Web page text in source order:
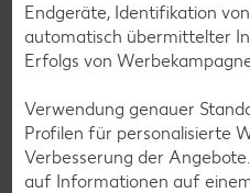
Zurück zu
Endgeräte, Identifikation
automatisch übermittelter
Erfolgs von
Verwendung genauer
Profilen für personalisierte
Verbesserung der
auf Informationen auf